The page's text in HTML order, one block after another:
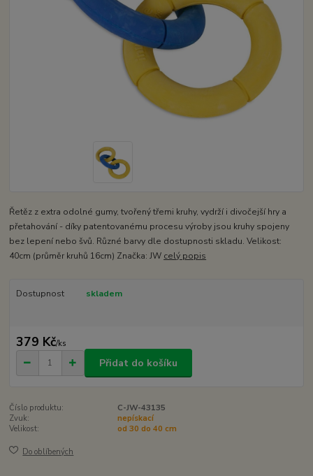
Řetěz z extra odolné gumy, tvořený třemi kruhy, vydrží i divočejší hry a
přetahování - díky patentovanému procesu výroby jsou kruhy spojeny
bez lepení nebo švů. Různé barvy dle dostupnosti skladu. Velikost:
40cm (průměr kruhů 16cm) Značka: JW celý popis
Dostupnost skladem
379 Kč/ks
Přidat do košíku
Číslo produktu:
C-JW-43135
Zvuk:
nepískací
Velikost:
od 30 do 40 cm
Do oblíbených